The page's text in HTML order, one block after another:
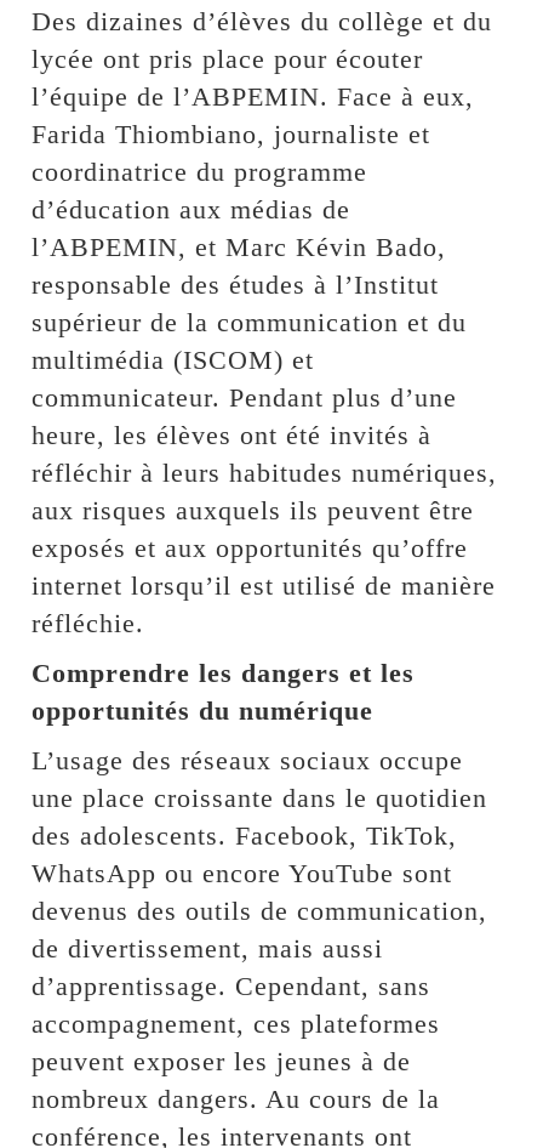
Des dizaines d’élèves du collège et du
lycée ont pris place pour écouter
l’équipe de l’ABPEMIN. Face à eux,
Farida Thiombiano, journaliste et
coordinatrice du programme
d’éducation aux médias de
l’ABPEMIN, et Marc Kévin Bado,
responsable des études à l’Institut
supérieur de la communication et du
multimédia (ISCOM) et
communicateur. Pendant plus d’une
heure, les élèves ont été invités à
réfléchir à leurs habitudes numériques,
aux risques auxquels ils peuvent être
exposés et aux opportunités qu’offre
internet lorsqu’il est utilisé de manière
réfléchie.
‎Comprendre les dangers et les
opportunités du numérique
‎L’usage des réseaux sociaux occupe
une place croissante dans le quotidien
des adolescents. Facebook, TikTok,
WhatsApp ou encore YouTube sont
devenus des outils de communication,
de divertissement, mais aussi
d’apprentissage. Cependant, sans
accompagnement, ces plateformes
peuvent exposer les jeunes à de
nombreux dangers. Au cours de la
conférence, les intervenants ont